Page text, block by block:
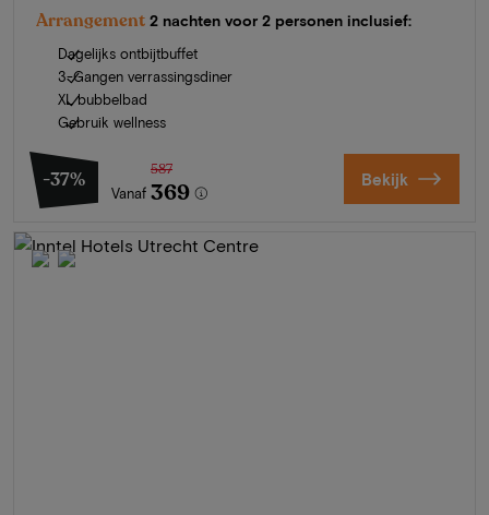
Arrangement 2 nachten voor 2 personen inclusief:
Dagelijks ontbijtbuffet
3-Gangen verrassingsdiner
XL bubbelbad
Gebruik wellness
-37%
Vanaf
587
369 Bekijk